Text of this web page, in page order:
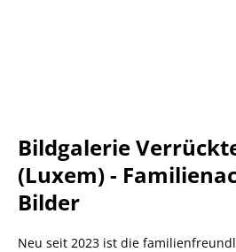
Bildgalerie
(Luxem) -
Bilder
Neu seit 2023 ist die